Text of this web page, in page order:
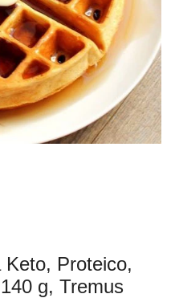
Keto, Proteico,
g, Tremus